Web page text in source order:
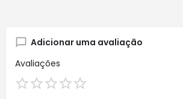
Adicionar uma avaliação
Avaliações